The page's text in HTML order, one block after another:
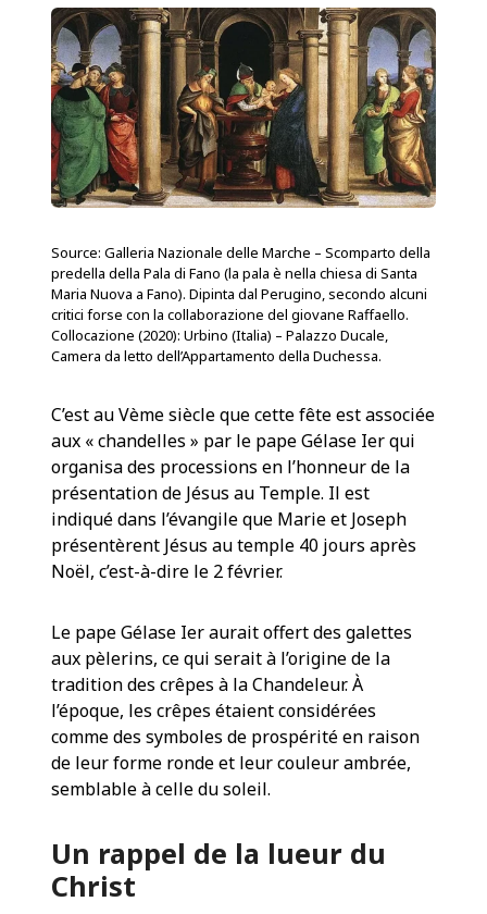
Source: Galleria Nazionale delle Marche – Scomparto della
predella della Pala di Fano (la pala è nella chiesa di Santa
Maria Nuova a Fano). Dipinta dal Perugino, secondo alcuni
critici forse con la collaborazione del giovane Raffaello.
Collocazione (2020): Urbino (Italia) – Palazzo Ducale,
Camera da letto dell’Appartamento della Duchessa.
C’est au Vème siècle que cette fête est associée
aux « chandelles » par le pape Gélase Ier qui
organisa des processions en l’honneur de la
présentation de Jésus au Temple. Il est
indiqué dans l’évangile que Marie et Joseph
présentèrent Jésus au temple 40 jours après
Noël, c’est-à-dire le 2 février.
Le pape Gélase Ier aurait offert des galettes
aux pèlerins, ce qui serait à l’origine de la
tradition des crêpes à la Chandeleur. À
l’époque, les crêpes étaient considérées
comme des symboles de prospérité en raison
de leur forme ronde et leur couleur ambrée,
semblable à celle du soleil.
Un rappel de la lueur du
Christ